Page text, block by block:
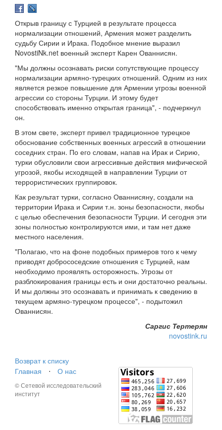
Открыв границу с Турцией в результате процесса
нормализации отношений, Армения может разделить
судьбу Сирии и Ирака. Подобное мнение выразил
NovostiNk.net военный эксперт Карен Ованнисян.
"Мы должны осознавать риски сопутствующие процессу
нормализации армяно-турецких отношений. Одним из них
является резкое повышение для Армении угрозы военной
агрессии со стороны Турции. И этому будет
способствовать именно открытая граница", - подчеркнул
он.
В этом свете, эксперт привел традиционное турецкое
обоснование собственных военных агрессий в отношении
соседних стран. По его словам, напав на Ирак и Сирию,
турки обусловили свои агрессивные действия мифической
угрозой, якобы исходящей в направлении Турции от
террористических группировок.
Как результат турки, согласно Ованнисяну, создали на
территории Ирака и Сирии т.н. зоны безопасности, якобы
с целью обеспечения безопасности Турции. И сегодня эти
зоны полностью контролируются ими, и там нет даже
местного населения.
"Полагаю, что на фоне подобных примеров того к чему
приводят добрососедские отношения с Турцией, нам
необходимо проявлять осторожность. Угрозы от
разблокирования границы есть и они достаточно реальны.
И мы должны это осознавать и принимать к сведению в
текущем армяно-турецком процессе", - подытожил
Ованнисян.
Саргис Тертерян
novostink.ru
Возврат к списку
Главная
⋅ О нас
© Сетевой исследовательский
институт